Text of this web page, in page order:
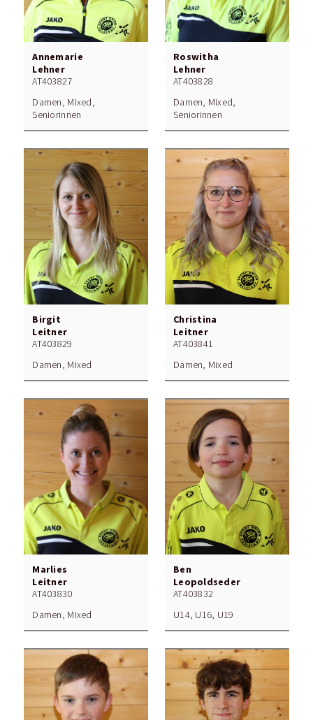
Annemarie
Lehner
AT403827
Damen, Mixed,
Seniorinnen
Roswitha
Lehner
AT403828
Damen, Mixed,
Seniorinnen
Birgit
Leitner
AT403829
Damen, Mixed
Christina
Leitner
AT403841
Damen, Mixed
Marlies
Leitner
AT403830
Damen, Mixed
Ben
Leopoldseder
AT403832
U14, U16, U19